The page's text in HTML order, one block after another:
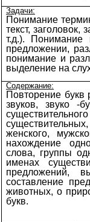
Задачи:
Понимание
текст, заголовок,
т.д.). Понимание
предложении,
понимание и
выделение на
Содержание:
Повторение букв
звуков, звуко -
женского,
нахождение
слова, группы
именах
предложений,
составление
животных, о
букв.